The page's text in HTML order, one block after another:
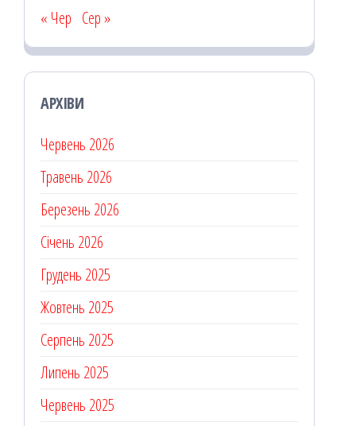
« Чер Сер »
АРХІВИ
Червень 2026
Травень 2026
Березень 2026
Січень 2026
Грудень 2025
Жовтень 2025
Серпень 2025
Липень 2025
Червень 2025